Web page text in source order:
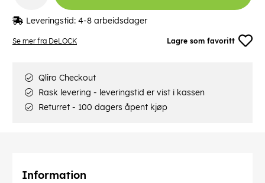
Se mer fra DeLOCK Lagre som favoritt
Leveringstid: 4-8 arbeidsdager
Qliro Checkout
Rask levering - leveringstid er vist i kassen
Returret - 100 dagers åpent kjøp
Information